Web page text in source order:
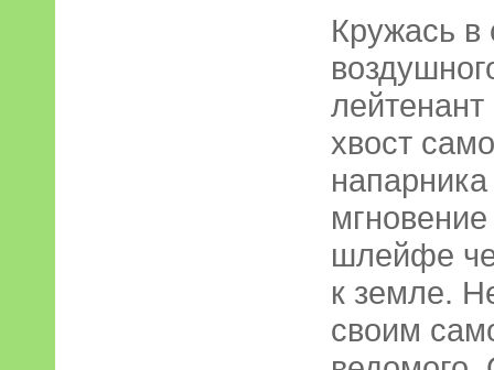
Кружась в
лейтенант
хвост
шлейфе
к земле.
своим